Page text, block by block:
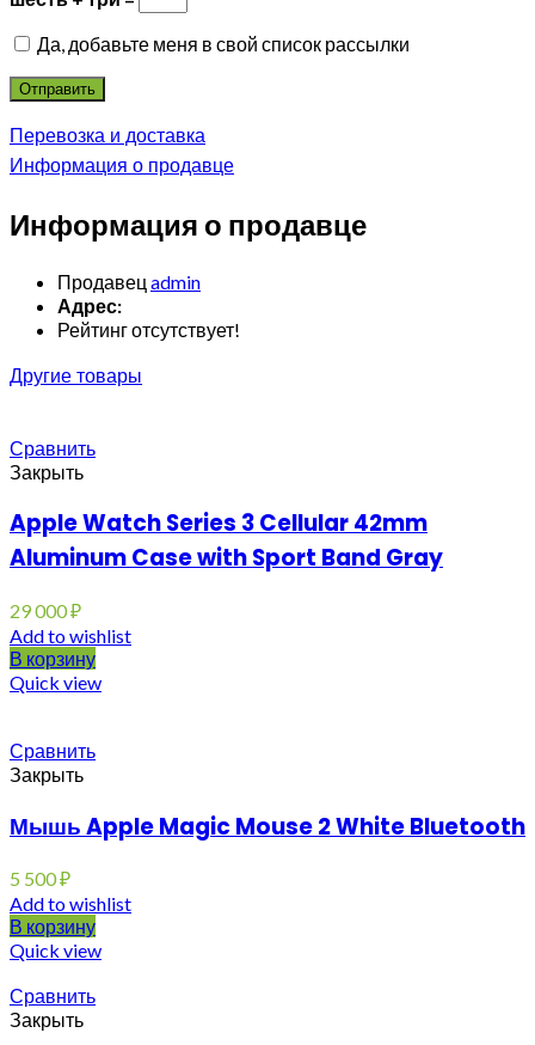
Да, добавьте меня в свой список рассылки
Перевозка и доставка
Информация о продавце
Информация о продавце
Продавец admin
Адрес:
Рейтинг отсутствует!
Другие товары
Сравнить
Закрыть
Apple Watch Series 3 Cellular 42mm
Aluminum Case with Sport Band Gray
29 000₽
Add to wishlist
В корзину
Quick view
Сравнить
Закрыть
Мышь Apple Magic Mouse 2 White Bluetooth
5 500₽
Add to wishlist
В корзину
Quick view
Сравнить
Закрыть